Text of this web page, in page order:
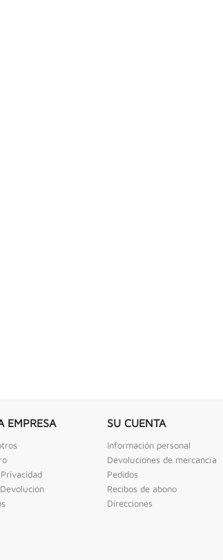
EMPRESA SU CUENTA
Información personal
Devoluciones de mercancía
Pedidos
Recibos de abono
Direcciones